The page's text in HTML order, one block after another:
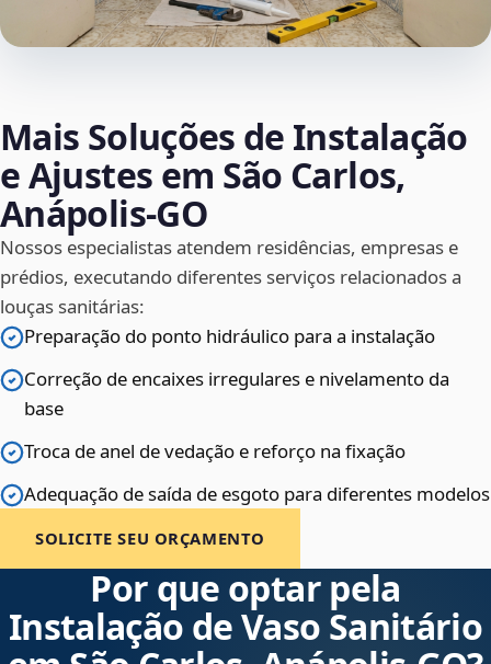
Mais Soluções de Instalação
e Ajustes em São Carlos,
Anápolis‑GO
Nossos especialistas atendem residências, empresas e
prédios, executando diferentes serviços relacionados a
louças sanitárias:
Preparação do ponto hidráulico para a instalação
Correção de encaixes irregulares e nivelamento da
base
Troca de anel de vedação e reforço na fixação
Adequação de saída de esgoto para diferentes modelos
SOLICITE SEU ORÇAMENTO
Por que optar pela
Instalação de Vaso Sanitário